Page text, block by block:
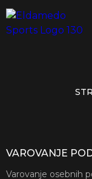
VAROVANJE
Varovanje osebnih